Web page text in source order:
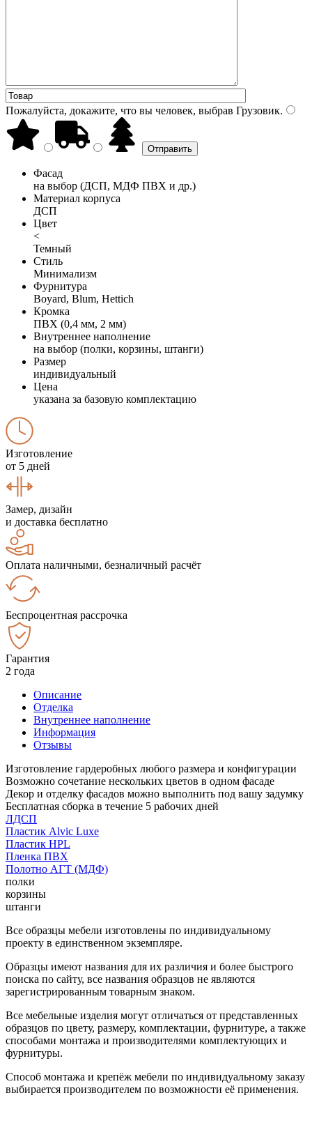
Пожалуйста, докажите, что вы человек, выбрав Грузовик.
Фасад
на выбор (ДСП, МДФ ПВХ и др.)
Материал корпуса
ДСП
Цвет
<
Темный
Стиль
Минимализм
Фурнитура
Boyard, Blum, Hettich
Кромка
ПВХ (0,4 мм, 2 мм)
Внутреннее наполнение
на выбор (полки, корзины, штанги)
Размер
индивидуальный
Цена
указана за базовую комплектацию
Изготовление
от 5 дней
Замер, дизайн
и доставка бесплатно
Оплата наличными, безналичный расчёт
Беспроцентная рассрочка
Гарантия
2 года
Описание
Отделка
Внутреннее наполнение
Информация
Отзывы
Изготовление гардеробных любого размера и конфигурации
Возможно сочетание нескольких цветов в одном фасаде
Декор и отделку фасадов можно выполнить под вашу задумку
Бесплатная сборка в течение 5 рабочих дней
ЛДСП
Пластик Alvic Luxe
Пластик HPL
Пленка ПВХ
Полотно АГТ (МДФ)
полки
корзины
штанги
Все образцы мебели изготовлены по индивидуальному
проекту в единственном экземпляре.
Образцы имеют названия для их различия и более быстрого
поиска по сайту, все названия образцов не являются
зарегистрированным товарным знаком.
Все мебельные изделия могут отличаться от представленных
образцов по цвету, размеру, комплектации, фурнитуре, а также
способами монтажа и производителями комплектующих и
фурнитуры.
Способ монтажа и крепёж мебели по индивидуальному заказу
выбирается производителем по возможности её применения.